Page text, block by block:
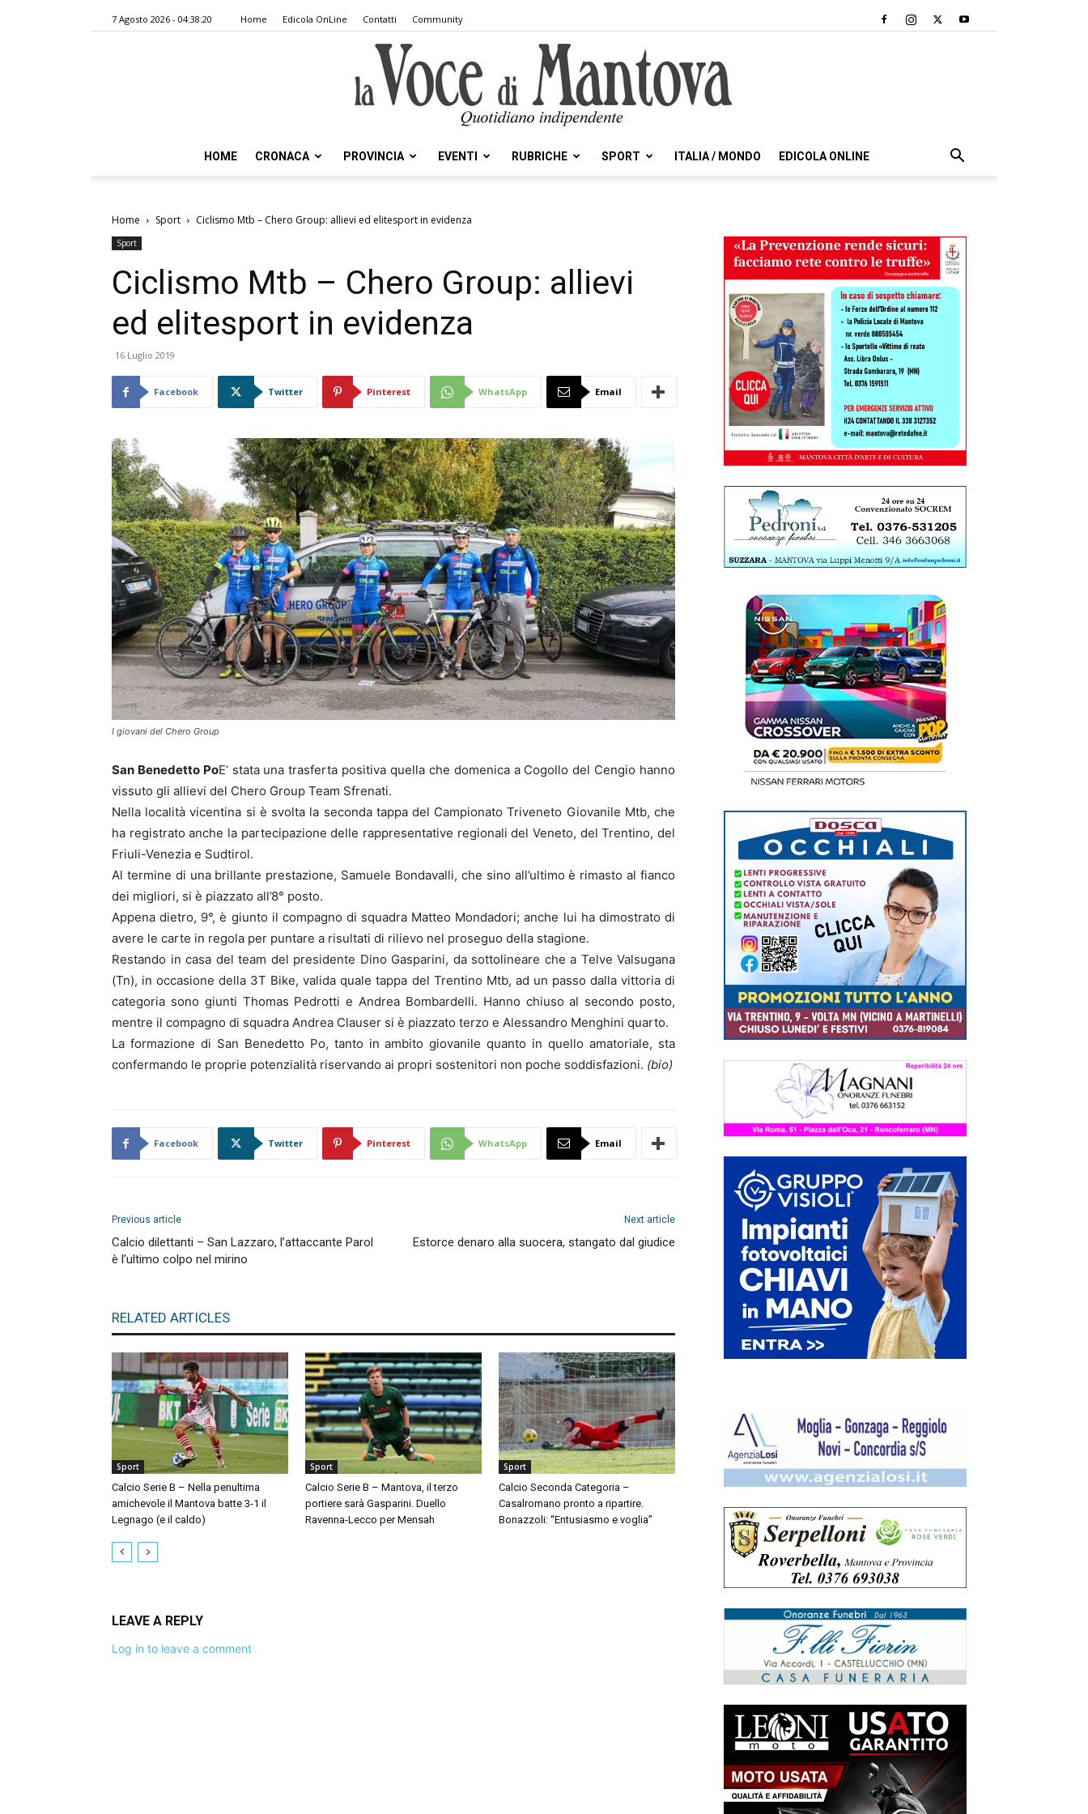
7 Agosto 2026 - 04:38:20 Home Edicola OnLine Contatti Community
Voce
Mantova
HOME CRONACA PROVINCIA EVENTI RUBRICHE SPORT ITALIA / MONDO EDICOLA ONLINE
Home Sport Ciclismo Mtb – Chero Group: allievi ed elitesport in evidenza
Sport
Ciclismo Mtb – Chero Group: allievi
ed elitesport in evidenza
16 Luglio 2019
Facebook Twitter Pinterest WhatsApp Email
I giovani del Chero Group
San Benedetto PoE’ stata una trasferta positiva quella che domenica a Cogollo del Cengio hanno
vissuto gli allievi del Chero Group Team Sfrenati.
Nella località vicentina si è svolta la seconda tappa del Campionato Triveneto Giovanile Mtb, che
ha registrato anche la partecipazione delle rappresentative regionali del Veneto, del Trentino, del
Friuli-Venezia e Sudtirol.
Al termine di una brillante prestazione, Samuele Bondavalli, che sino all’ultimo è rimasto al fianco
dei migliori, si è piazzato all’8° posto.
Appena dietro, 9°, è giunto il compagno di squadra Matteo Mondadori; anche lui ha dimostrato di
avere le carte in regola per puntare a risultati di rilievo nel proseguo della stagione.
Restando in casa del team del presidente Dino Gasparini, da sottolineare che a Telve Valsugana
(Tn), in occasione della 3T Bike, valida quale tappa del Trentino Mtb, ad un passo dalla vittoria di
categoria sono giunti Thomas Pedrotti e Andrea Bombardelli. Hanno chiuso al secondo posto,
mentre il compagno di squadra Andrea Clauser si è piazzato terzo e Alessandro Menghini quarto.
La formazione di San Benedetto Po, tanto in ambito giovanile quanto in quello amatoriale, sta
confermando le proprie potenzialità riservando ai propri sostenitori non poche soddisfazioni. (bio)
Facebook Twitter Pinterest WhatsApp Email
Previous article
Calcio dilettanti – San Lazzaro, l’attaccante Parol
è l’ultimo colpo nel mirino
Next article
Estorce denaro alla suocera, stangato dal giudice
RELATED ARTICLES
Sport
Calcio Serie B – Nella penultima
amichevole il Mantova batte 3-1 il
Legnago (e il caldo)
Sport
Calcio Serie B – Mantova, il terzo
portiere sarà Gasparini. Duello
Ravenna-Lecco per Mensah
Sport
Calcio Seconda Categoria –
Casalromano pronto a ripartire.
Bonazzoli: “Entusiasmo e voglia”
LEAVE A REPLY
Log in to leave a comment